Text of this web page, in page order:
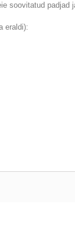
soovitatud padjad
eraldi):